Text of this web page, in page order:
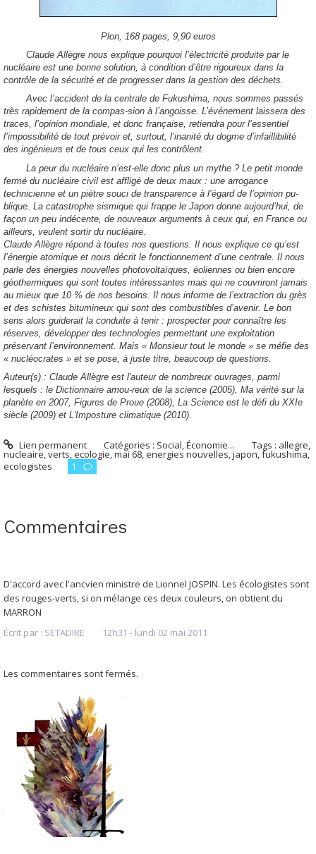
Plon, 168 pages, 9,90 euros
Claude Allègre nous explique pourquoi l’électricité produite par le
nucléaire est une bonne solution, à condition d’être rigoureux dans la
contrôle de la sécurité et de progresser dans la gestion des déchets.
Avec l’accident de la centrale de Fukushima, nous sommes passés
très rapidement de la compas-sion à l’angoisse. L’événement laissera des
traces, l’opinion mondiale, et donc française, retiendra pour l’essentiel
l’impossibilité de tout prévoir et, surtout, l’inanité du dogme d’infaillibilité
des ingénieurs et de tous ceux qui les contrôlent.
La peur du nucléaire n’est-elle donc plus un mythe ? Le petit monde
fermé du nucléaire civil est affligé de deux maux : une arrogance
technicienne et un piètre souci de transparence à l’égard de l’opinion pu-
blique. La catastrophe sismique qui frappe le Japon donne aujourd’hui, de
façon un peu indécente, de nouveaux arguments à ceux qui, en France ou
ailleurs, veulent sortir du nucléaire.
Claude Allègre répond à toutes nos questions. Il nous explique ce qu’est
l’énergie atomique et nous décrit le fonctionnement d’une centrale. Il nous
parle des énergies nouvelles photovoltaïques, éoliennes ou bien encore
géothermiques qui sont toutes intéressantes mais qui ne couvriront jamais
au mieux que 10 % de nos besoins. Il nous informe de l’extraction du grès
et des schistes bitumineux qui sont des combustibles d’avenir. Le bon
sens alors guiderait la conduite à tenir : prospecter pour connaître les
réserves, développer des technologies permettant une exploitation
préservant l’environnement. Mais « Monsieur tout le monde » se méfie des
« nucléocrates » et se pose, à juste titre, beaucoup de questions.
Auteur(s) : Claude Allègre est l'auteur de nombreux ouvrages, parmi
lesquels : le Dictionnaire amou-reux de la science (2005), Ma vérité sur la
planète en 2007, Figures de Proue (2008), La Science est le défi du XXIe
siècle (2009) et L'Imposture climatique (2010).
Lien permanent Catégories : Social, Économie... Tags : allegre,
nucleaire,verts,ecologie,mai 68,energies nouvelles,japon,fukushima,
ecologistes
1
Commentaires
D'accord avec l'ancvien ministre de Lionnel JOSPIN. Les écologistes sont
des rouges-verts, si on mélange ces deux couleurs, on obtient du
MARRON
Écrit par : SETADIRE 12h31 - lundi 02 mai 2011
Les commentaires sont fermés.